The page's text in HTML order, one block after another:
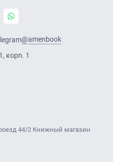
@amenbook
корп. 1
44/2 Книжный магазин